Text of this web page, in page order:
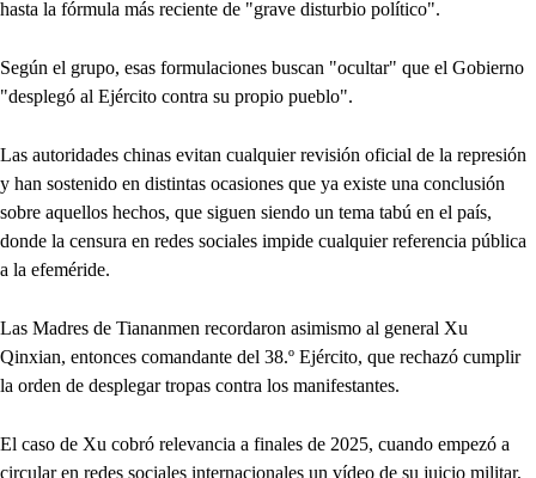
hasta la fórmula más reciente de "grave disturbio político".
Según el grupo, esas formulaciones buscan "ocultar" que el Gobierno
"desplegó al Ejército contra su propio pueblo".
Las autoridades chinas evitan cualquier revisión oficial de la represión
y han sostenido en distintas ocasiones que ya existe una conclusión
sobre aquellos hechos, que siguen siendo un tema tabú en el país,
donde la censura en redes sociales impide cualquier referencia pública
a la efeméride.
Las Madres de Tiananmen recordaron asimismo al general Xu
Qinxian, entonces comandante del 38.º Ejército, que rechazó cumplir
la orden de desplegar tropas contra los manifestantes.
El caso de Xu cobró relevancia a finales de 2025, cuando empezó a
circular en redes sociales internacionales un vídeo de su juicio militar,